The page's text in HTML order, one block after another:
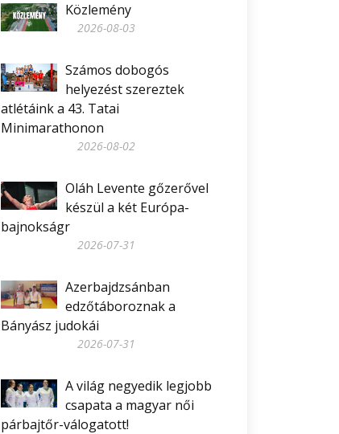
Közlemény
2026-08-03
Számos dobogós
helyezést szereztek
atlétáink a 43. Tatai
Minimarathonon
2026-08-02
Oláh Levente gőzerővel
készül a két Európa-
bajnokságr
2026-07-31
Azerbajdzsánban
edzőtáboroznak a
Bányász judokái
2026-07-31
A világ negyedik legjobb
csapata a magyar női
párbajtőr-válogatott!